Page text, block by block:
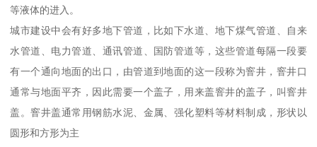
等液体的进入。
城市建设中会有好多地下管道，比如下水道、地下煤气管道、自来
水管道、电力管道、通讯管道、国防管道等，这些管道每隔一段要
有一个通向地面的出口，由管道到地面的这一段称为窨井，窨井口
通常与地面平齐，因此需要一个盖子，用来盖窨井的盖子，叫窨井
盖。窨井盖通常用钢筋水泥、金属、强化塑料等材料制成，形状以
圆形和方形为主